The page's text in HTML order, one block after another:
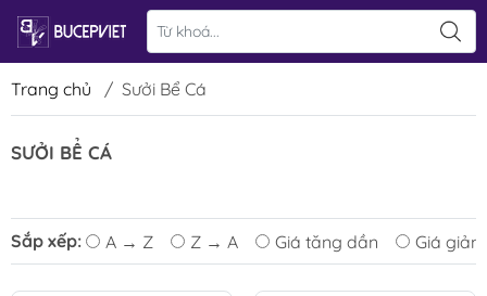
Trang chủ / Sưởi Bể Cá
SƯỞI BỂ CÁ
Sắp xếp: A → Z Z → A Giá tăng dần Giá